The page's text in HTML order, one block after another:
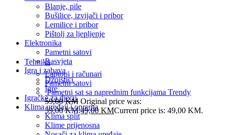
Blanje, pile
Bušilice, izvijači i pribor
Lemilice i pribor
Pištolj za ljepljenje
Elektronika
Pametni satovi
Rasvjeta
Igra i zabava
Džojstici
Igre
Igračke za djecu
Klima uređaji i oprema
Klima split
Klime prijenosna
Tehnika
Laptopi i računari
Pametni satovi
Pametni sat sa naprednim funkcijama Trendy
59,00KM Original price was:
59,00 KM.49,00 KMCurrent price is: 49,00 KM.